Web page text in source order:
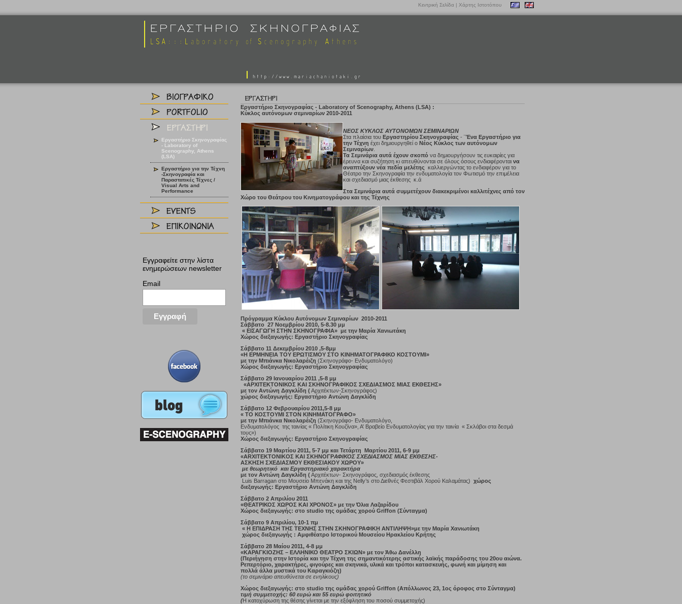
Κεντρική Σελίδα | Χάρτης Ιστοτόπου
Εργαστήριο Σκηνογραφίας
- Laboratory of
Scenography, Athens
(LSA)
Εργαστήριο για την Τέχνη
-Σκηνογραφία και
Παραστατικές Τέχνες /
Visual Arts and
Performance
Εγγραφείτε στην λίστα
ενημερώσεων newsletter
Email
Εργαστήριο Σκηνογραφίας - Laboratory of Scenography, Athens (LSA) :
Kύκλος αυτόνομων σεμιναρίων 2010-2011
ΝΕΟΣ ΚΥΚΛΟΣ ΑΥΤΟΝΟΜΩΝ ΣΕΜΙΝΑΡΙΩΝ
Στα πλαίσια του Εργαστηρίου Σκηνογραφίας - ¨Ένα Εργαστήριο για
την Τέχνη έχει δημιουργηθεί ο Νέος Κύκλος των αυτόνομων
Σεμιναρίων
Τα Σεμινάρια αυτά έχουν σκοπό να δημιουργήσουν τις ευκαιρίες για
έρευνα και συζήτηση κι απευθύνονται σε όλους όσους ενδιαφέρονται να
αναπτύξουν νέα πεδία μελέτης καλλιεργώντας το ενδιαφέρον για το
Θέατρο την Σκηνογραφία την ενδυματολογία τον Φωτισμό την επιμέλεια
και σχεδιασμό μιας έκθεσης κ.ά
Στα Σεμινάρια αυτά συμμετέχουν διακεκριμένοι καλλιτέχνες από τον
Χώρο του Θεάτρου του Κινηματογράφου και της Τέχνης
Πρόγραμμα Κύκλου Αυτόνομων Σεμιναρίων 2010-2011
Σάββατο 27 Νοεμβρίου 2010, 5-8.30 μμ
« ΕΙΣΑΓΩΓΗ ΣΤΗΝ ΣΚΗΝΟΓΡΑΦΙΑ» με την Μαρία Χανιωτάκη
Χώρος διεξαγωγής: Εργαστήριο Σκηνογραφίας
Σάββατο 11 Δεκεμβρίου 2010 ,5-8μμ
«Η ΕΡΜΗΝΕΙΑ ΤΟΥ ΕΡΩΤΙΣΜΟΥ ΣΤΟ ΚΙΝΗΜΑΤΟΓΡΑΦΙΚΟ ΚΟΣΤΟΥΜΙ»
με την Μπιάνκα Νικολαρέιζη (Σκηνογράφο- Ενδυματολόγο)
Χώρος διεξαγωγής: Εργαστήριο Σκηνογραφίας
Σάββατο 29 Ιανουαρίου 2011 ,5-8 μμ
«ΑΡΧΙΤΕΚΤΟΝΙΚΟΣ ΚΑΙ ΣΚΗΝΟΓΡΑΦΙΚΟΣ ΣΧΕΔΙΑΣΜΟΣ ΜΙΑΣ ΕΚΘΕΣΗΣ»
με τον Αντώνη Δαγκλίδη (Αρχιτέκτων-Σκηνογράφος)
χώρος διεξαγωγής: Εργαστήριο Αντώνη Δαγκλίδη
Σάββατο 12 Φεβρουαρίου 2011,5-8 μμ
« ΤΟ ΚΟΣΤΟΥΜΙ ΣΤΟΝ ΚΙΝΗΜΑΤΟΓΡΑΦΟ»
με την Μπιάνκα Νικολαρέιζη (Σκηνογράφο- Ενδυματολόγο,
Ενδυματολόγος της ταινίας « Πολίτικη Κουζίνα», Α’ Βραβείο Ενδυματολογίας για την ταινία « Σκλάβοι στα δεσμά
τους»)
Χώρος διεξαγωγής: Εργαστήριο Σκηνογραφίας
Σάββατο 19 Μαρτίου 2011, 5-7 μμ και Τετάρτη Μαρτίου 2011, 6-9 μμ
«ARXITEKTONIKOΣ ΚΑΙ ΣΚΗΝΟΓΡΑΦΙΚΟΣ ΣΧΕΔΙΑΣΜΟΣ ΜΙΑΣ ΕΚΘΕΣΗΣ-
AΣΚΗΣΗ ΣΧΕΔΙΑΣΜΟΥ ΕΚΘΕΣΙΑΚΟΥ ΧΩΡΟΥ»
με θεωρητικό και Εργαστηριακό χαρακτήρα
με τον Αντώνη Δαγκλίδη (Αρχιτέκτων- Σκηνογράφος, σχεδιασμός έκθεσης
Luis Barragan στο Μουσείο Μπενάκη και της Nelly’s στο Διεθνές Φεστιβάλ Χορού Καλαμάτας) χώρος
διεξαγωγής: Εργαστήριο Αντώνη Δαγκλίδη
Σάββατο 2 Απριλίου 2011
«ΘΕΑΤΡΙΚΟΣ ΧΩΡΟΣ ΚΑΙ ΧΡΟΝΟΣ» με την Όλια Λαζαρίδου
Χώρος διεξαγωγής: στο studio της ομάδας χορού Griffon (Σύνταγμα)
Σάββατο 9 Απριλίου, 10-1 πμ
« Η ΕΠΙΔΡΑΣΗ ΤΗΣ ΤΕΧΝΗΣ ΣΤΗΝ ΣΚΗΝΟΓΡΑΦΙΚΗ ΑΝΤΙΛΗΨΗ»με την Μαρία Χανιωτάκη
χώρος διεξαγωγής : Αμφιθέατρο Ιστορικού Μουσείου Ηρακλείου Κρήτης
Σάββατο 28 Μαίου 2011, 4-8 μμ
«ΚΑΡΑΓΚΙΟΖΗΣ – ΕΛΛΗΝΙΚΟ ΘΕΑΤΡΟ ΣΚΙΩΝ» με τον Άθω Δανέλλη
(Περιήγηση στην Ιστορία και την Τέχνη της σημαντικότερης αστικής λαϊκής παράδοσης του 20ου αιώνα.
Ρεπερτόριο, χαρακτήρες, φιγούρες και σκηνικά, υλικά και τρόποι κατασκευής, φωνή και μίμηση και
πολλά άλλα μυστικά του Καραγκιόζη)
(το σεμινάριο απευθύνεται σε ενηλίκους)
Χώρος διεξαγωγής: στο studio της ομάδας χορού Griffon (Απόλλωνος 23, 1ος όροφος στο Σύνταγμα)
τιμή συμμετοχής: 60 ευρώ και 55 ευρώ φοιτητικό
(Η κατοχύρωση της θέσης γίνεται με την εξόφληση του ποσού συμμετοχής)